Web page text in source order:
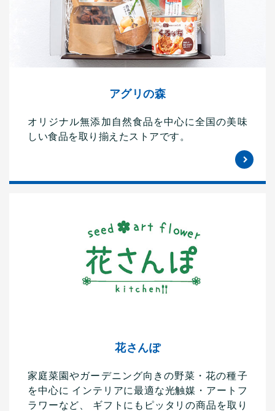
アグリの森
オリジナル無添加自然食品を中心に全国の美味
しい食品を取り揃えたストアです。
花さんぽ
家庭菜園やガーデニング向きの野菜・花の種子
を中心に インテリアに最適な光触媒・アートフ
ラワーなど、 ギフトにもピッタリの商品を取り